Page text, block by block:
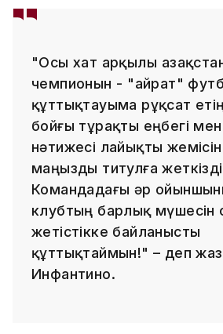
"Осы хат арқылы
чемпионын - "Қайрат"
құттықтауыма рұқсат
бойғы тұрақты еңбегі
нәтижесі лайықты
маңызды титулға
Командадағы әр
клубтың барлық мүшесін
жетістікке байланысты
құттықтаймын!" – деп
Инфантино.